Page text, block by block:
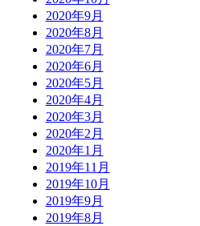
2020年9月
2020年8月
2020年7月
2020年6月
2020年5月
2020年4月
2020年3月
2020年2月
2020年1月
2019年11月
2019年10月
2019年9月
2019年8月